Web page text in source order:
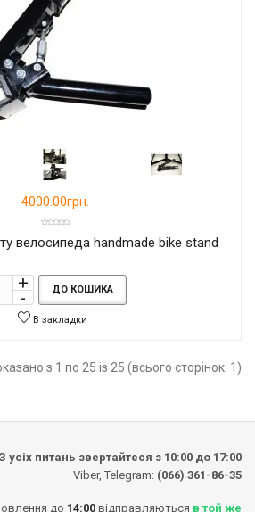
4000.00грн.
велосипеда handmade bike stand
ДО КОШИКА
В закладки
з 1 по 25 із 25 (всього сторінок: 1)
З усіх питань звертайтеся з 10:00 до 17:00
Viber, Telegram: (066) 361-86-35
до 14:00 відправляються в той же